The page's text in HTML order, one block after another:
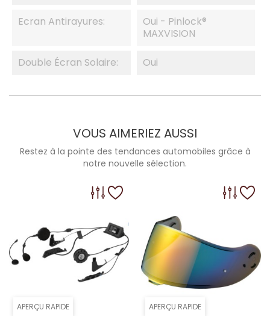
Ecran Antirayures:
Oui - Pinlock®
MAXVISION
Double Écran Solaire: Oui
VOUS AIMERIEZ AUSSI
Restez à la pointe des tendances automobiles grâce à
notre nouvelle sélection.
APERÇU RAPIDE APERÇU RAPIDE